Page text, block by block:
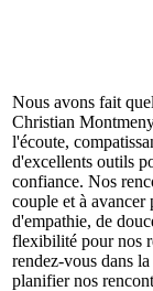
Nous avons fait
Christian
l'écoute,
d'excellents outils
confiance. Nos
couple et à avancer
d'empathie, de
flexibilité pour nos
rendez-vous dans
planifier nos